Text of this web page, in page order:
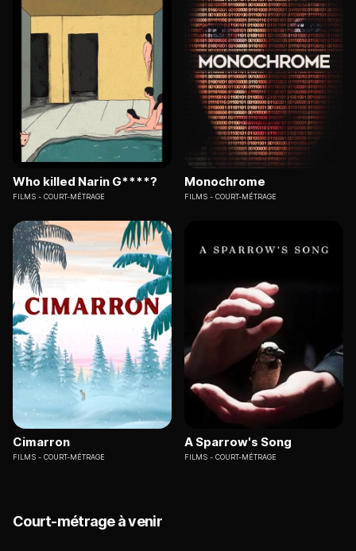
Who killed Narin G****?
FILMS COURT-MÉTRAGE
Monochrome
FILMS COURT-MÉTRAGE
Cimarron
FILMS COURT-MÉTRAGE
A Sparrow's Song
FILMS COURT-MÉTRAGE
Court-métrage à venir